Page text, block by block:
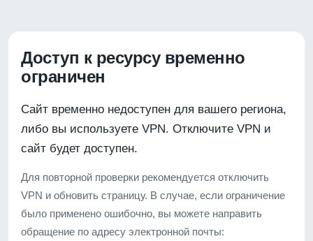
Доступ к ресурсу временно
ограничен
Сайт временно недоступен для вашего региона,
либо вы используете VPN. Отключите VPN и
сайт будет доступен.
Для повторной проверки рекомендуется отключить
VPN и обновить страницу. В случае, если ограничение
было применено ошибочно, вы можете направить
обращение по адресу электронной почты: